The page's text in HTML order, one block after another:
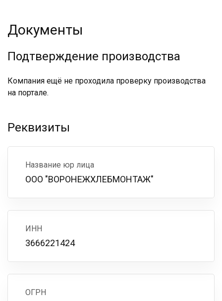
Документы
Подтверждение производства
Компания ещё не проходила проверку производства
на портале.
Реквизиты
Название юр лица
ООО "ВОРОНЕЖХЛЕБМОНТАЖ"
ИНН
3666221424
ОГРН